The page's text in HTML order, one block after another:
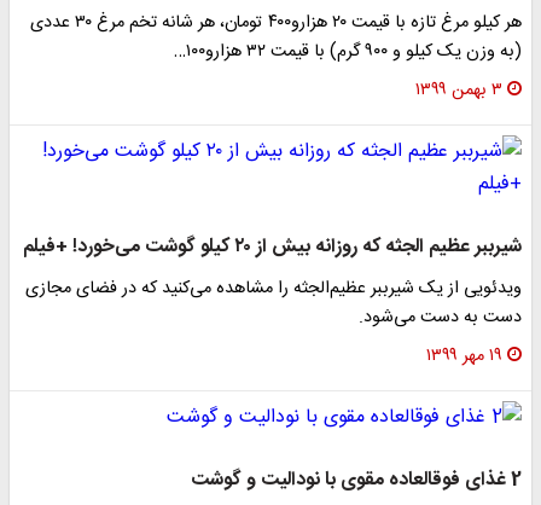
هر کیلو مرغ تازه با قیمت ۲۰ هزارو۴۰۰ تومان، هر شانه تخم مرغ ۳۰ عددی
یک کیلو و ۹۰۰ گرم) با قیمت ۳۲ هزارو۱۰۰…
۳ بهمن ۱۳۹۹
عظیم الجثه‌ که روزانه بیش از ۲۰ کیلو گوشت می‌خورد! +فیلم
از یک شیرببر عظیم‌الجثه را مشاهده می‌کنید که در فضای مجازی
به دست می‌شود.
۱۹ مهر ۱۳۹۹